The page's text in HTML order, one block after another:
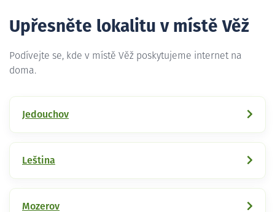
Upřesněte lokalitu v místě Věž
Podívejte se, kde v místě Věž poskytujeme internet na
doma.
Jedouchov
Leština
Mozerov